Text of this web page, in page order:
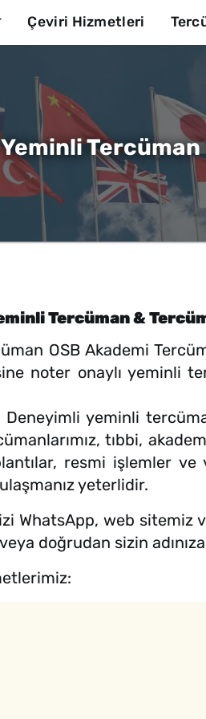
Çeviri Hizmetleri
Yeminli Tercüman
Tercüman &
OSB Akademi
noter onaylı yeminli
Deneyimli yeminli
tıbbi,
resmi işlemler
yeterlidir.
WhatsApp, web sitemiz
doğrudan sizin adınıza